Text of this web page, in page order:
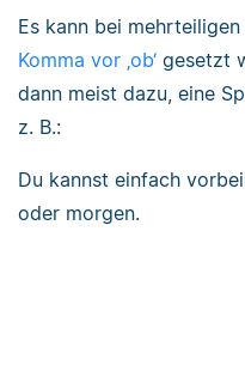
Es kann bei
Komma vor ‚ob‘ gesetzt
dann meist dazu, eine
z. B.:
Du kannst einfach
oder morgen.